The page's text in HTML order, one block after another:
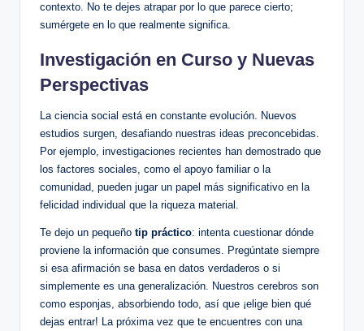
contexto. No te dejes atrapar por lo que parece cierto;
sumérgete en lo que realmente significa.
Investigación en Curso y Nuevas
Perspectivas
La ciencia social está en constante evolución. Nuevos
estudios surgen, desafiando nuestras ideas preconcebidas.
Por ejemplo, investigaciones recientes han demostrado que
los factores sociales, como el apoyo familiar o la
comunidad, pueden jugar un papel más significativo en la
felicidad individual que la riqueza material.
Te dejo un pequeño tip práctico: intenta cuestionar dónde
proviene la información que consumes. Pregúntate siempre
si esa afirmación se basa en datos verdaderos o si
simplemente es una generalización. Nuestros cerebros son
como esponjas, absorbiendo todo, así que ¡elige bien qué
dejas entrar! La próxima vez que te encuentres con una